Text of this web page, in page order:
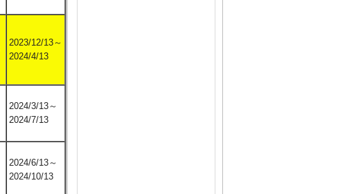
2023/12/13～
2024/4/13
2024/3/13～
2024/7/13
2024/6/13～
2024/10/13